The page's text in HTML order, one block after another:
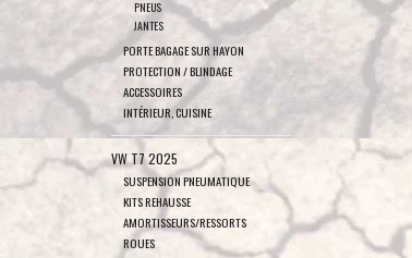
PNEUS
JANTES
PORTE BAGAGE SUR HAYON
PROTECTION / BLINDAGE
ACCESSOIRES
INTÉRIEUR, CUISINE
VW T7 2025
SUSPENSION PNEUMATIQUE
KITS REHAUSSE
AMORTISSEURS/RESSORTS
ROUES